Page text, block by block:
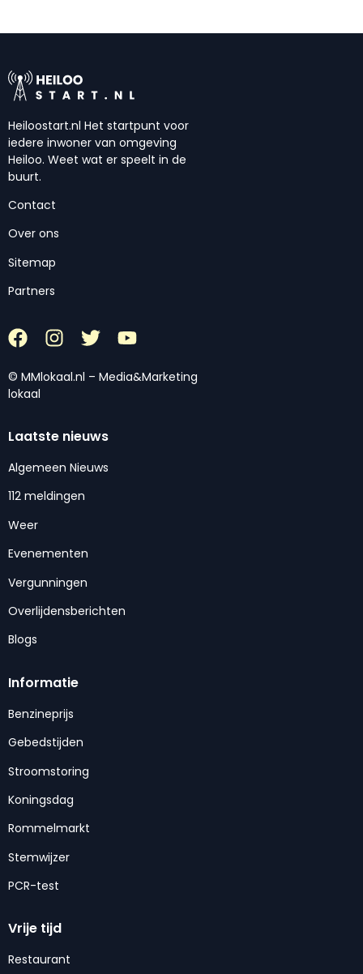
Heiloostart.nl Het startpunt voor
iedere inwoner van omgeving
Heiloo. Weet wat er speelt in de
buurt.
Contact
Over ons
Sitemap
Partners
© MMlokaal.nl – Media&Marketing
lokaal
Laatste nieuws
Algemeen Nieuws
112 meldingen
Weer
Evenementen
Vergunningen
Overlijdensberichten
Blogs
Informatie
Benzineprijs
Gebedstijden
Stroomstoring
Koningsdag
Rommelmarkt
Stemwijzer
PCR-test
Vrije tijd
Restaurant